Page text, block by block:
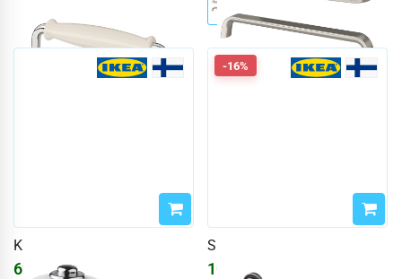
KLINGSTORP
623 ₽
-16%
SKRUVSHULT
1091 ₽